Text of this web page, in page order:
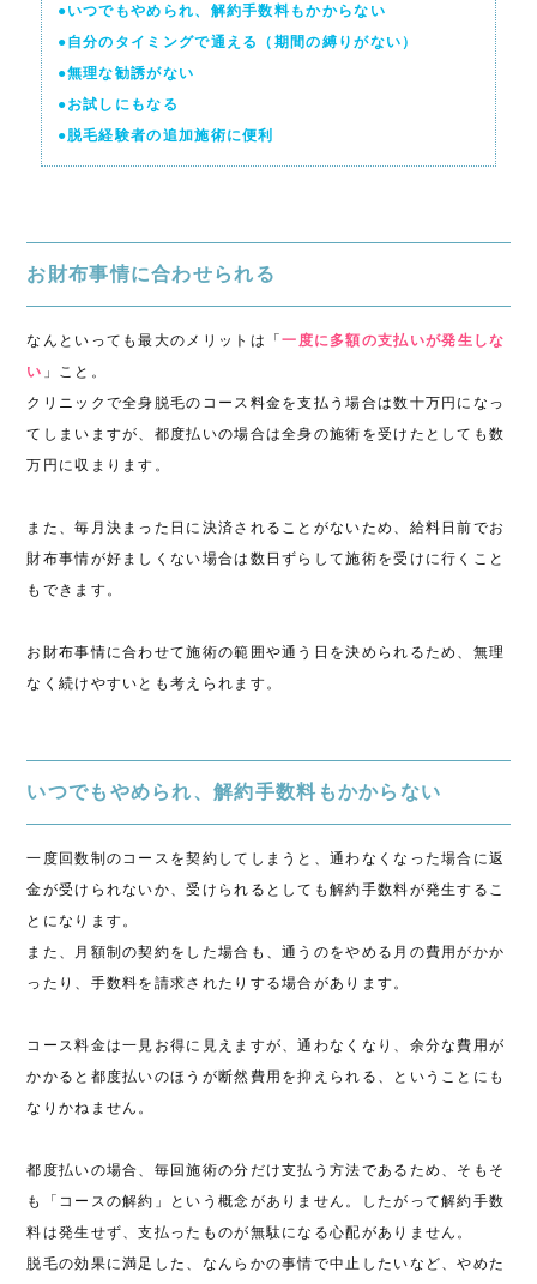
●いつでもやめられ、解約手数料もかからない
●自分のタイミングで通える（期間の縛りがない）
●無理な勧誘がない
●お試しにもなる
●脱毛経験者の追加施術に便利
お財布事情に合わせられる
なんといっても最大のメリットは「一度に多額の支払いが発生しな
い 」こと。
クリニックで全身脱毛のコース料金を支払う場合は数十万円になっ
てしまいますが、都度払いの場合は全身の施術を受けたとしても数
万円に収まります。
また、毎月決まった日に決済されることがないため、給料日前でお
財布事情が好ましくない場合は数日ずらして施術を受けに行くこと
もできます。
お財布事情に合わせて施術の範囲や通う日を決められるため、無理
なく続けやすいとも考えられます。
いつでもやめられ、解約手数料もかからない
一度回数制のコースを契約してしまうと、通わなくなった場合に返
金が受けられないか、受けられるとしても解約手数料が発生するこ
とになります。
また、月額制の契約をした場合も、通うのをやめる月の費用がかか
ったり、手数料を請求されたりする場合があります。
コース料金は一見お得に見えますが、通わなくなり、余分な費用が
かかると都度払いのほうが断然費用を抑えられる、ということにも
なりかねません。
都度払いの場合、毎回施術の分だけ支払う方法であるため、そもそ
も「コースの解約」という概念がありません。したがって解約手数
料は発生せず、支払ったものが無駄になる心配がありません。
脱毛の効果に満足した、なんらかの事情で中止したいなど、やめた